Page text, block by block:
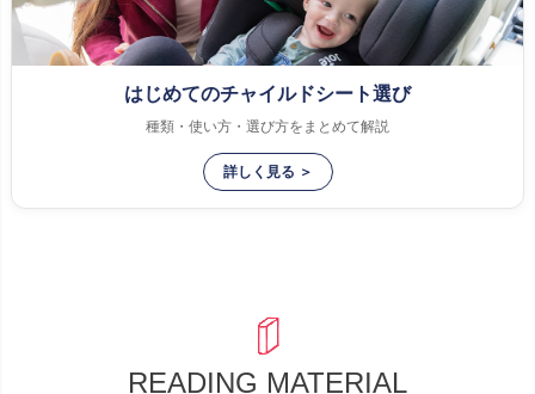
はじめてのチャイルドシート選び
種類・使い方・選び方をまとめて解説
詳しく見る ＞
READING MATERIAL